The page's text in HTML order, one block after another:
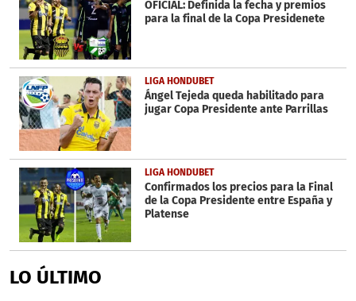
OFICIAL: Definida la fecha y premios
para la final de la Copa Presidenete
LIGA HONDUBET
Ángel Tejeda queda habilitado para
jugar Copa Presidente ante Parrillas
LIGA HONDUBET
Confirmados los precios para la Final
de la Copa Presidente entre España y
Platense
LO ÚLTIMO